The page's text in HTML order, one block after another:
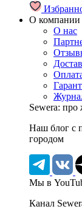
О компании
О нас
Sewera: про
Наш блог c
городом
Мы в
Канал